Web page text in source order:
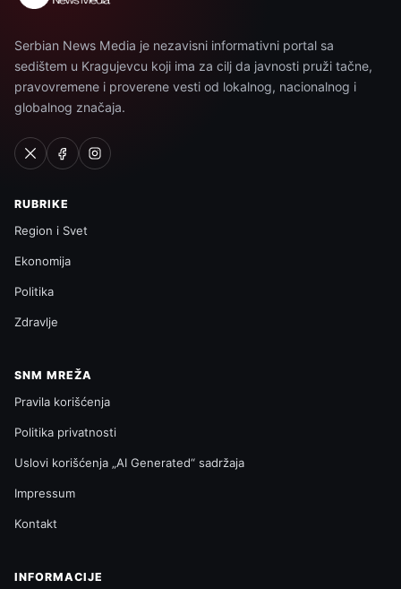
Serbian News Media je nezavisni informativni portal sa
sedištem u Kragujevcu koji ima za cilj da javnosti pruži tačne,
pravovremene i proverene vesti od lokalnog, nacionalnog i
globalnog značaja.
RUBRIKE
Region i Svet
Ekonomija
Politika
Zdravlje
SNM MREŽA
Pravila korišćenja
Politika privatnosti
Uslovi korišćenja „AI Generated“ sadržaja
Impressum
Kontakt
INFORMACIJE